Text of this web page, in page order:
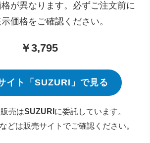
が異なります。必ずご注文前に
価格をご確認ください。
￥3,795
イト「SUZURI」で見る
売はSUZURI に委託しています。
どは販売サイトでご確認ください。